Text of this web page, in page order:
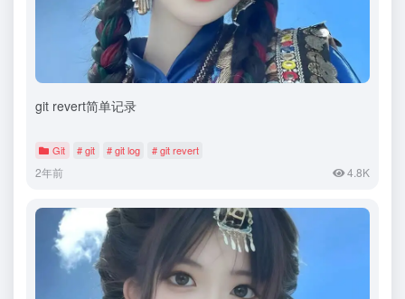
git revert简单记录
Git # git # git log # git revert
2年前 4.8K